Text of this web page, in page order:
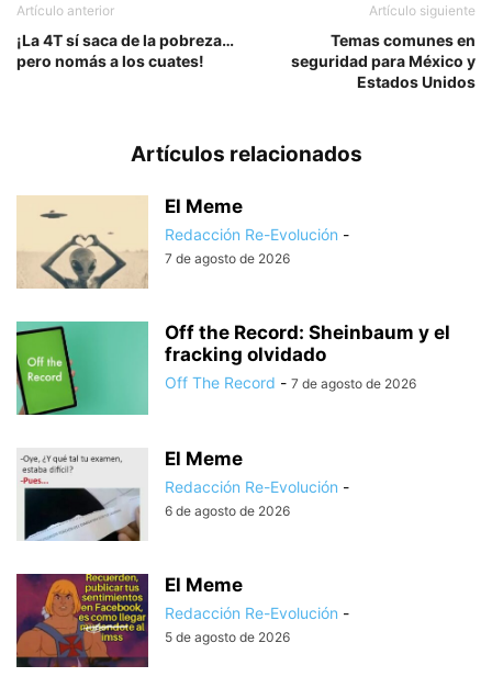
Artículo anterior
¡La 4T sí saca de la pobreza…
pero nomás a los cuates!
Artículo siguiente
Temas comunes en
seguridad para México y
Estados Unidos
Artículos relacionados
El Meme
Redacción Re-Evolución -
7 de agosto de 2026
Off the Record: Sheinbaum y el
fracking olvidado
Off The Record - 7 de agosto de 2026
El Meme
Redacción Re-Evolución -
6 de agosto de 2026
El Meme
Redacción Re-Evolución -
5 de agosto de 2026